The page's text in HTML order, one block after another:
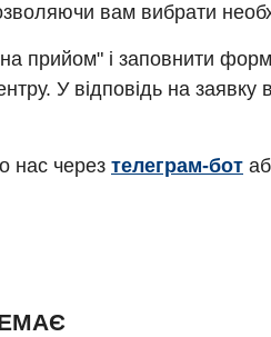
вам вибрати
прийом" і заповнити
У відповідь на
нас через телеграм-бот